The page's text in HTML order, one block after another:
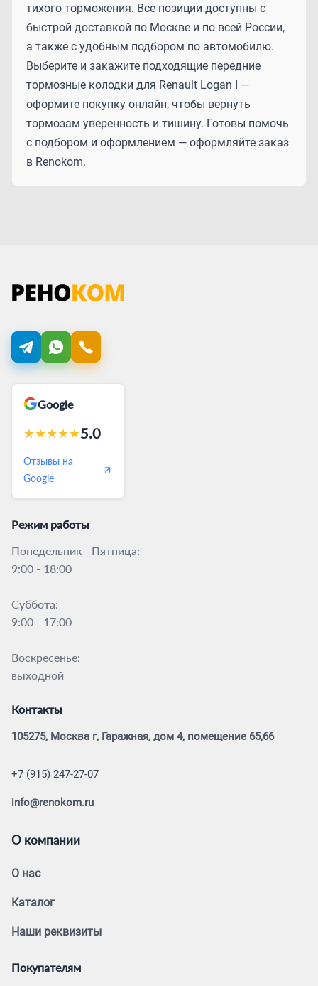
тихого торможения. Все позиции доступны с
быстрой доставкой по Москве и по всей России,
а также с удобным подбором по автомобилю.
Выберите и закажите подходящие передние
тормозные колодки для Renault Logan I —
оформите покупку онлайн, чтобы вернуть
тормозам уверенность и тишину. Готовы помочь
с подбором и оформлением — оформляйте заказ
в Renokom.
Google
★★★★★5.0
Отзывы на
Google
Режим работы
Понедельник - Пятница:
9:00 - 18:00
Суббота:
9:00 - 17:00
Воскресенье:
выходной
Контакты
105275, Москва г, Гаражная, дом 4, помещение 65,66
+7 (915) 247-27-07
info@renokom.ru
О компании
О нас
Каталог
Наши реквизиты
Покупателям